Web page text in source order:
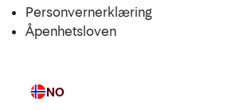
Personvernerklæring
Åpenhetsloven
Språk
NO